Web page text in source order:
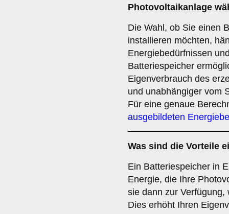
Photovoltaikanlage
Die Wahl, ob Sie einen
installieren möchten,
Energiebedürfnissen
Batteriespeicher
Eigenverbrauch des
und unabhängiger vom
Für eine genaue
ausgebildeten
Was sind die Vorteile
Ein Batteriespeicher in
Energie, die Ihre
sie dann zur
Dies erhöht Ihren